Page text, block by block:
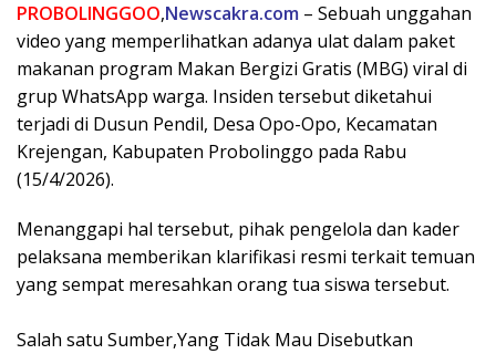
PROBOLINGGOO,Newscakra.com – Sebuah unggahan
video yang memperlihatkan adanya ulat dalam paket
makanan program Makan Bergizi Gratis (MBG) viral di
grup WhatsApp warga. Insiden tersebut diketahui
terjadi di Dusun Pendil, Desa Opo-Opo, Kecamatan
Krejengan, Kabupaten Probolinggo pada Rabu
(15/4/2026).
​Menanggapi hal tersebut, pihak pengelola dan kader
pelaksana memberikan klarifikasi resmi terkait temuan
yang sempat meresahkan orang tua siswa tersebut.
​Salah satu Sumber,Yang Tidak Mau Disebutkan